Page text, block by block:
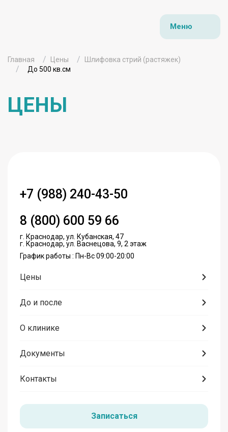
Меню
Главная Цены
Шлифовка стрий (растяжек)
До 500 кв.см
ЦЕНЫ
+7 (988) 240-43-50
8 (800) 600 59 66
г. Краснодар, ул. Кубанская, 47
г. Краснодар, ул. Васнецова, 9, 2 этаж
График работы : Пн-Вс 09:00-20:00
Цены
До и после
О клинике
Документы
Контакты
Записаться